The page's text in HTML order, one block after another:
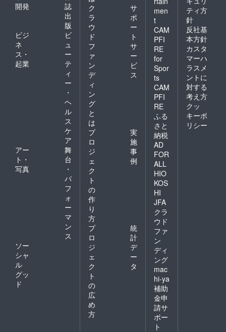
開発
誌
出
版
ビジ
ネ
ス・
起業
ビ
ュ
ー
テ
ィ
ー
・
ヘ
ル
ス
ケ
ア
アー
ト・
写真
舞
台
・
パ
フ
ォ
ー
マ
ン
ス
ソー
シャ
ル
グッ
ド
ク
ラ
ウ
ド
フ
ァ
ン
デ
ィ
ン
グ
と
は
サ
ポ
ー
ト
サ
ー
ビ
ス
プ
ロ
ジ
ェ
ク
ト
の
作
り
方
実
施
事
例
プ
ロ
ジ
ェ
ク
ト
の
広
め
方
統
計
デ
ー
タ
men
t
CAM
PFI
RE
for
Spor
ts
CAM
PFI
RE
ふる
さと
納税
AD
FOR
ALL
HIO
KOS
HI
JFA
クラ
ウド
ファ
ン
ディ
ング
mac
hi-ya
補助
金申
請サ
ポー
ト
ティ方
針
反社基
本方針
カスタ
マーハ
ラスメ
ントに
対する
考え方
クッ
キーポ
リシー